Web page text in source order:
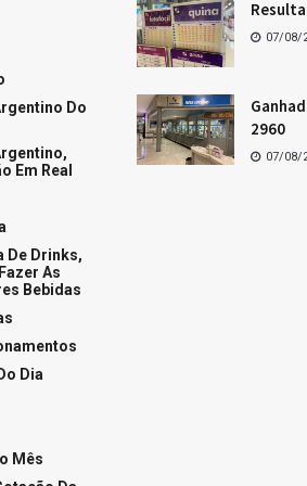
Os dez últimos resultados da Quina
Os dez últimos resultados da Lotofácil
Os dez últimos resultados da Mega-Sena
+Acessados
Fases da Lua hoje
Conquiste o homem de áries
Como conquistar a mulher de Áries
+Popular